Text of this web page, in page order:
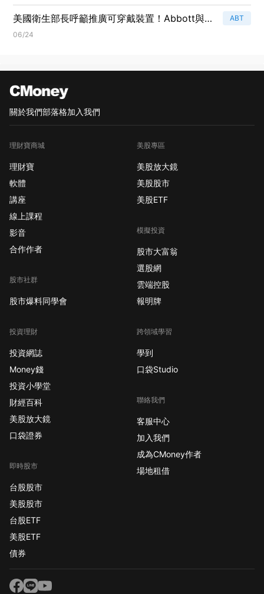
美國衛生部長呼籲推廣可穿戴裝置！Abbott與
DexCom股價隨之上漲
ABT
06/24
關於我們部落格加入我們
理財寶商城
理財寶
軟體
講座
線上課程
影音
合作作者
股市社群
股市爆料同學會
投資理財
投資網誌
Money錢
投資小學堂
財經百科
美股放大鏡
口袋證券
即時股市
台股股市
美股股市
台股ETF
美股ETF
債券
美股專區
美股放大鏡
美股股市
美股ETF
模擬投資
股市大富翁
選股網
雲端控股
報明牌
跨領域學習
學到
口袋Studio
聯絡我們
客服中心
加入我們
成為CMoney作者
場地租借